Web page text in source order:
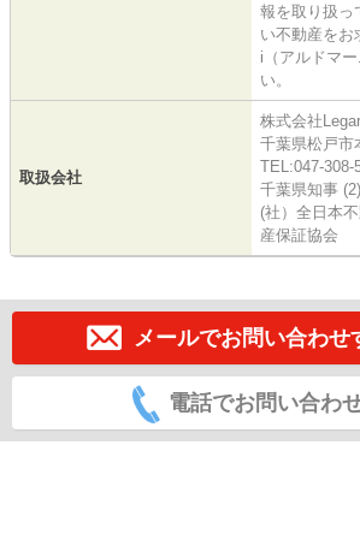
報を取り扱っ
い不動産をお
i（アルドマ
い。
取扱会社
株式会社
千葉県松戸市
TEL:047-308-
千葉県知事
(社）全日本
産保証協会
メールでお問い合わせ
電話でお問い合わ